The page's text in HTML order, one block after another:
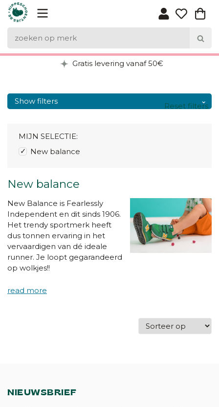
Gratis levering vanaf 50€
Show filters
New balance
New Balance is Fearlessly
Independent en dit sinds 1906.
Het trendy sportmerk heeft
dus tonnen ervaring in het
vervaardigen van dé ideale
runner. Je loopt gegarandeerd
op wolkjes!!
MIJN SELECTIE:
New balance
Reset filters
NIEUWSBRIEF